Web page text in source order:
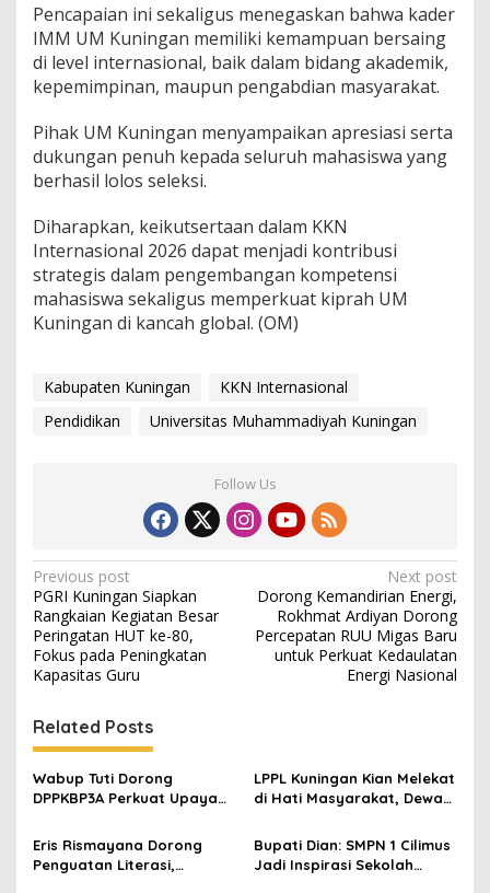
Pencapaian ini sekaligus menegaskan bahwa kader
IMM UM Kuningan memiliki kemampuan bersaing
di level internasional, baik dalam bidang akademik,
kepemimpinan, maupun pengabdian masyarakat.
Pihak UM Kuningan menyampaikan apresiasi serta
dukungan penuh kepada seluruh mahasiswa yang
berhasil lolos seleksi.
Diharapkan, keikutsertaan dalam KKN
Internasional 2026 dapat menjadi kontribusi
strategis dalam pengembangan kompetensi
mahasiswa sekaligus memperkuat kiprah UM
Kuningan di kancah global. (OM)
Kabupaten Kuningan
KKN Internasional
Pendidikan
Universitas Muhammadiyah Kuningan
Follow Us
Post
navigation
Previous post
PGRI Kuningan Siapkan
Rangkaian Kegiatan Besar
Peringatan HUT ke-80,
Fokus pada Peningkatan
Kapasitas Guru
Next post
Dorong Kemandirian Energi,
Rokhmat Ardiyan Dorong
Percepatan RUU Migas Baru
untuk Perkuat Kedaulatan
Energi Nasional
Related Posts
Wabup Tuti Dorong
DPPKBP3A Perkuat Upaya
Tingkatkan Kesejahteraan
Keluarga
LPPL Kuningan Kian Melekat
di Hati Masyarakat, Dewas
Digital
Eris Rismayana Dorong
Penguatan Literasi,
Bupati Dian: SMPN 1 Cilimus
Jadi Inspirasi Sekolah